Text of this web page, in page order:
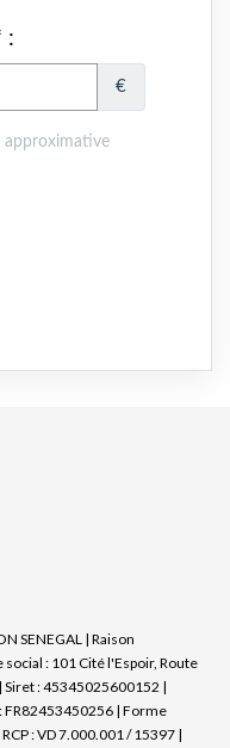
SENEGAL | Raison
social : 101 Cité l'Espoir, Route
Siret : 45345025600152 |
FR82453450256 | Forme
: VD 7.000.001 / 15397 |